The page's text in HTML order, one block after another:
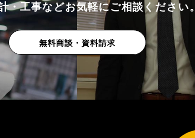
・工事などお気軽にご相談ください。
無料商談・資料請求